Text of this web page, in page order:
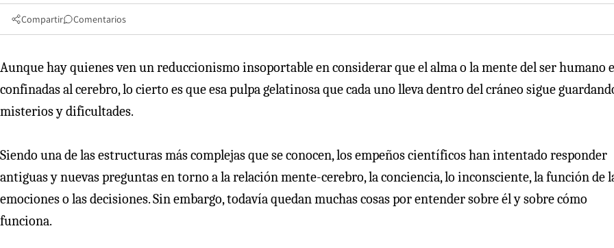
Compartir Comentarios
Aunque hay quienes ven un reduccionismo insoportable en considerar que el alma o la mente del ser humano
confinadas al cerebro, lo cierto es que esa pulpa gelatinosa que cada uno lleva dentro del cráneo sigue
misterios y dificultades.
Siendo una de las estructuras más complejas que se conocen, los empeños científicos han intentado responder
antiguas y nuevas preguntas en torno a la relación mente-cerebro, la conciencia, lo inconsciente, la función de
emociones o las decisiones. Sin embargo, todavía quedan muchas cosas por entender sobre él y sobre cómo
funciona.